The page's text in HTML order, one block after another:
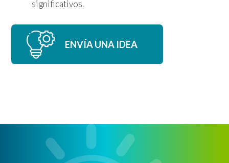
significativos.
ENVÍA UNA IDEA